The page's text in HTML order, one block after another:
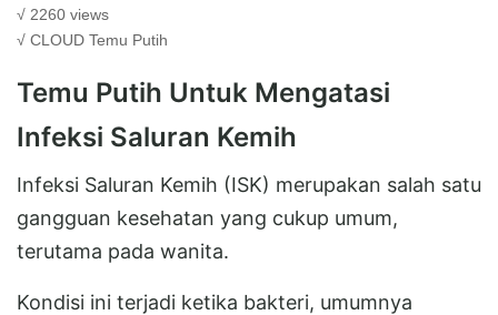
√ 2260 views
√ CLOUD Temu Putih
Temu Putih Untuk Mengatasi
Infeksi Saluran Kemih
Infeksi Saluran Kemih (ISK) merupakan salah satu
gangguan kesehatan yang cukup umum,
terutama pada wanita.
Kondisi ini terjadi ketika bakteri, umumnya